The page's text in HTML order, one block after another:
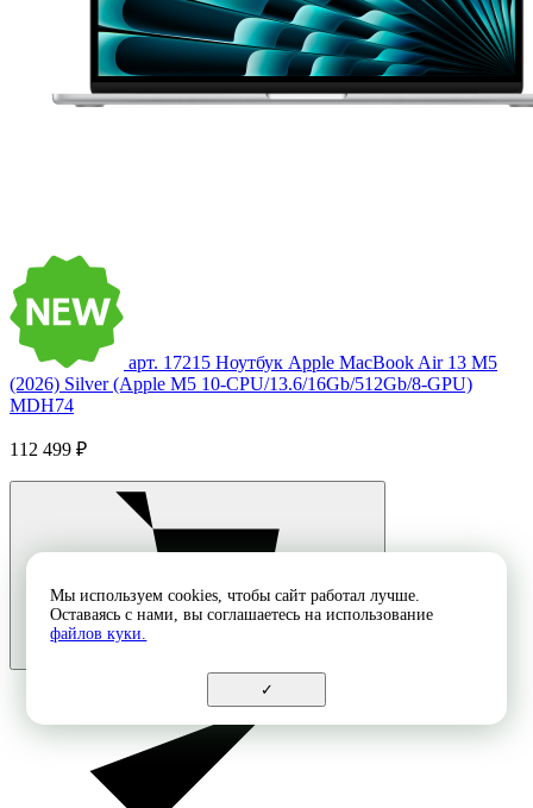
арт. 17215 Ноутбук Apple MacBook Air 13 M5
(2026) Silver (Apple M5 10-CPU/13.6/16Gb/512Gb/8-GPU)
MDH74
112 499 ₽
Мы используем cookies, чтобы сайт работал лучше.
Оставаясь с нами, вы соглашаетесь на использование
файлов куки.
✓